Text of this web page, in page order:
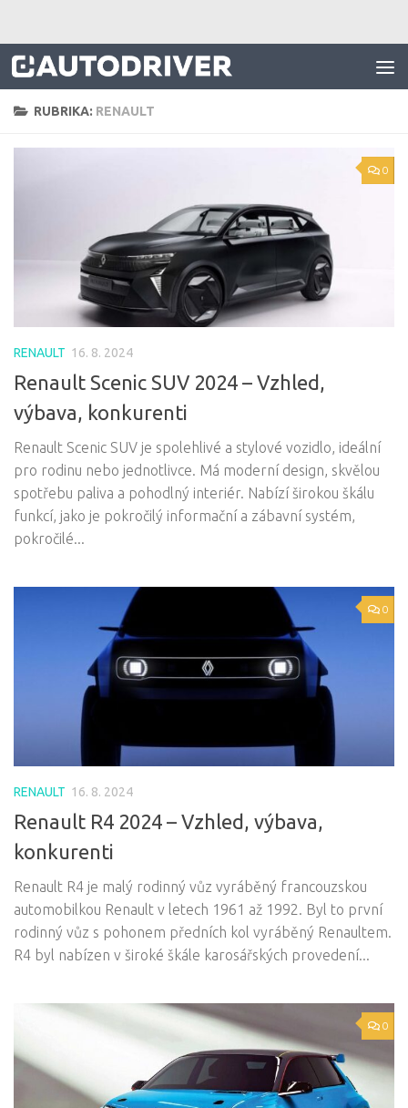
RUBRIKA: RENAULT
0
RENAULT 16. 8. 2024
Renault Scenic SUV 2024 – Vzhled,
výbava, konkurenti
Renault Scenic SUV je spolehlivé a stylové vozidlo, ideální
pro rodinu nebo jednotlivce. Má moderní design, skvělou
spotřebu paliva a pohodlný interiér. Nabízí širokou škálu
funkcí, jako je pokročilý informační a zábavní systém,
pokročilé...
0
RENAULT 16. 8. 2024
Renault R4 2024 – Vzhled, výbava,
konkurenti
Renault R4 je malý rodinný vůz vyráběný francouzskou
automobilkou Renault v letech 1961 až 1992. Byl to první
rodinný vůz s pohonem předních kol vyráběný Renaultem.
R4 byl nabízen v široké škále karosářských provedení...
0